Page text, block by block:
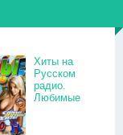
Хиты на
Русском
радио.
Любимые